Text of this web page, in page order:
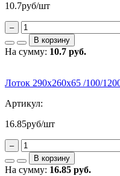
10.7руб/шт
–
В корзину
На сумму: 10.7 руб.
Лоток 290х260х65 /100/
Артикул:
16.85руб/шт
–
В корзину
На сумму: 16.85 руб.